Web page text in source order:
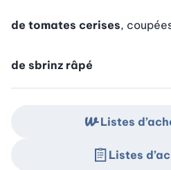
de tomates cerises,
de sbrinz râpé
Listes
Listes